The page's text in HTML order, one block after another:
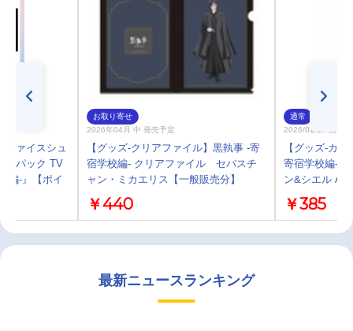
ヴァイスシュ
ーパック TV
編-』【ポイ
お取り寄せ
2026年04月 中 発売予定
【グッズ-クリアファイル】黒執事 -寄
宿学校編- クリアファイル セバスチ
ャン・ミカエリス【一般販売分】
￥440
通常
2026/01/27 発売
【グッズ-カ
寄宿学校編-』
ン&シエル A5
￥385
最新ニュースランキング